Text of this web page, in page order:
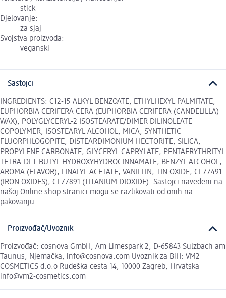
stick
Djelovanje:
za sjaj
Svojstva proizvoda:
veganski
Sastojci
INGREDIENTS: C12-15 ALKYL BENZOATE, ETHYLHEXYL PALMITATE,
EUPHORBIA CERIFERA CERA (EUPHORBIA CERIFERA (CANDELILLA)
WAX), POLYGLYCERYL-2 ISOSTEARATE/DIMER DILINOLEATE
COPOLYMER, ISOSTEARYL ALCOHOL, MICA, SYNTHETIC
FLUORPHLOGOPITE, DISTEARDIMONIUM HECTORITE, SILICA,
PROPYLENE CARBONATE, GLYCERYL CAPRYLATE, PENTAERYTHRITYL
TETRA-DI-T-BUTYL HYDROXYHYDROCINNAMATE, BENZYL ALCOHOL,
AROMA (FLAVOR), LINALYL ACETATE, VANILLIN, TIN OXIDE, CI 77491
(IRON OXIDES), CI 77891 (TITANIUM DIOXIDE). Sastojci navedeni na
našoj Online shop stranici mogu se razlikovati od onih na
pakovanju.
Proizvođač/Uvoznik
Proizvođač: cosnova GmbH, Am Limespark 2, D-65843 Sulzbach am
Taunus, Njemačka, info@cosnova.com Uvoznik za BiH: VM2
COSMETICS d.o.o Rudeška cesta 14, 10000 Zagreb, Hrvatska
info@vm2-cosmetics.com